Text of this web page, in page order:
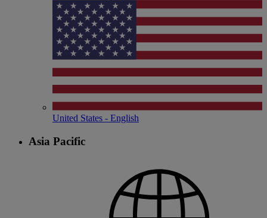
United States - English
Asia Pacific